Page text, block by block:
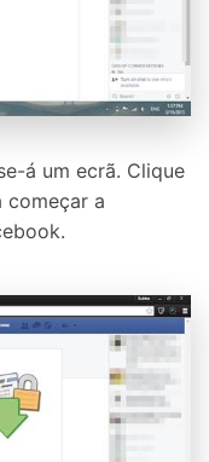
á um ecrã. Clique
começar a